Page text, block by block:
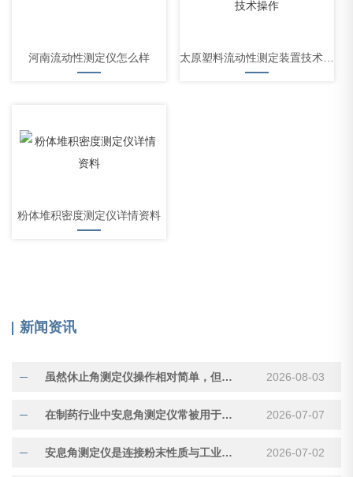
河南流动性测定仪怎么样
粉体堆积密度测定仪详情资料
新闻资讯
虽然休止角测定仪操作相对简单，但测量结果受多种因素影响 2026-08-03
在制药行业中安息角测定仪常被用于评估压片用颗粒的流动性 2026-07-07
安息角测定仪是连接粉末性质与工业应用的重要工具 2026-07-02